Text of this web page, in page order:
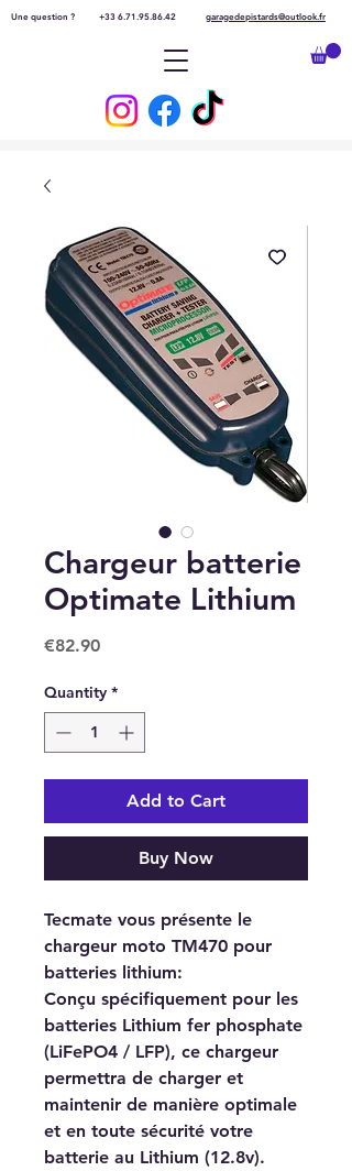
Une question ? +33 6.71.95.86.42 garagedepistards@outlook.fr
Chargeur batterie
Optimate Lithium
€82.90Price
Quantity *
Add to Cart
Buy Now
Tecmate vous présente le
chargeur moto TM470 pour
batteries lithium:
Conçu spécifiquement pour les
batteries Lithium fer phosphate
(LiFePO4 / LFP), ce chargeur
permettra de charger et
maintenir de manière optimale
et en toute sécurité votre
batterie au Lithium (12.8v).